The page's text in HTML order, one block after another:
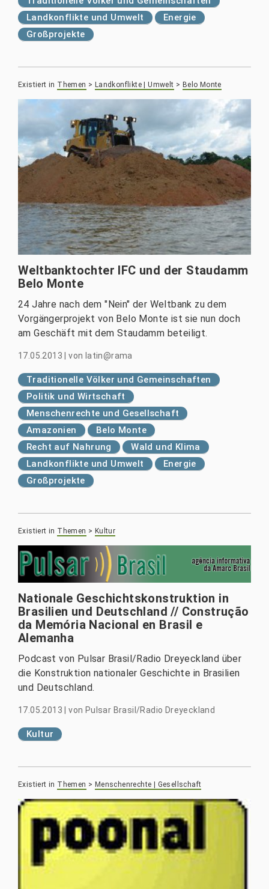
Landkonflikte und Umwelt
Energie
Großprojekte
Existiert in Themen > Landkonflikte | Umwelt > Belo Monte
Weltbanktochter IFC und der Staudamm
Belo Monte
24 Jahre nach dem "Nein" der Weltbank zu dem
Vorgängerprojekt von Belo Monte ist sie nun doch
am Geschäft mit dem Staudamm beteiligt.
17.05.2013 |von latin@rama
Traditionelle Völker und Gemeinschaften
Politik und Wirtschaft
Menschenrechte und Gesellschaft
Amazonien
Belo Monte
Recht auf Nahrung
Wald und Klima
Landkonflikte und Umwelt
Energie
Großprojekte
Existiert in Themen > Kultur
Nationale Geschichtskonstruktion in
Brasilien und Deutschland // Construção
da Memória Nacional en Brasil e
Alemanha
Podcast von Pulsar Brasil/Radio Dreyeckland über
die Konstruktion nationaler Geschichte in Brasilien
und Deutschland.
17.05.2013 |von Pulsar Brasil/Radio Dreyeckland
Kultur
Existiert in Themen > Menschenrechte | Gesellschaft